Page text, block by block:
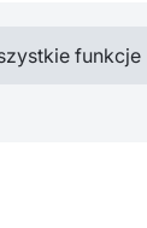
funkcje